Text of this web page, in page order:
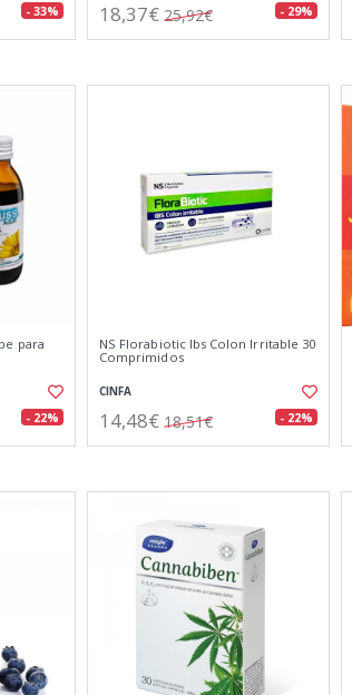
- 33% 18,37€ 25,92€ - 29%
para
- 22%
NS Florabiotic Ibs Colon Irritable 30
Comprimidos
CINFA
14,48€ 18,51€ - 22%